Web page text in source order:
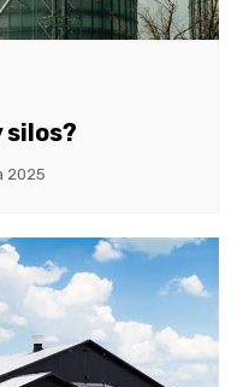
silos?
2025